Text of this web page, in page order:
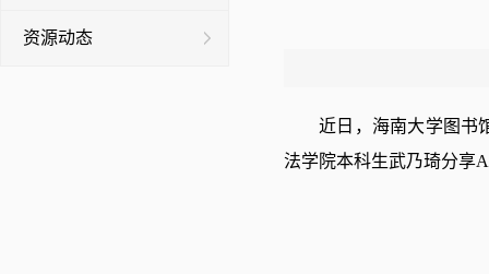
资源动态
近日，海南大学图书
法学院本科生武乃琦分享